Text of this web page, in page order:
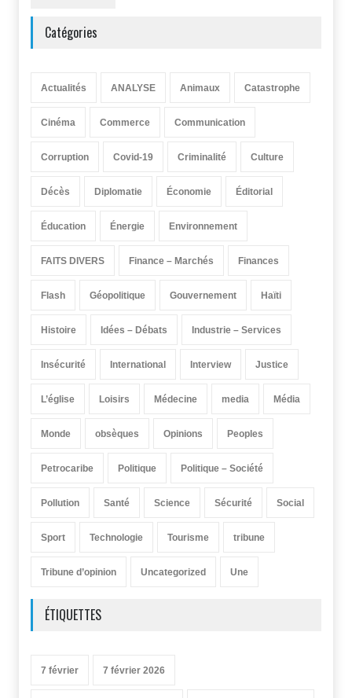
Catégories
Actualités ANALYSE Animaux Catastrophe
Cinéma Commerce Communication
Corruption Covid-19 Criminalité Culture
Décès Diplomatie Économie Éditorial
Éducation Énergie Environnement
FAITS DIVERS Finance – Marchés Finances
Flash Géopolitique Gouvernement Haïti
Histoire Idées – Débats Industrie – Services
Insécurité International Interview Justice
L’église Loisirs Médecine media Média
Monde obsèques Opinions Peoples
Petrocaribe Politique Politique – Société
Pollution Santé Science Sécurité Social
Sport Technologie Tourisme tribune
Tribune d’opinion Uncategorized Une
ÉTIQUETTES
7 février 7 février 2026